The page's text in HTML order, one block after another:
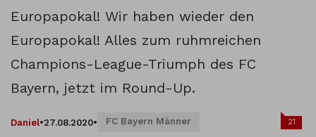
Europapokal! Wir haben wieder den
Europapokal! Alles zum ruhmreichen
Champions-League-Triumph des FC
Bayern, jetzt im Round-Up.
Daniel•27.08.2020• FC Bayern Männer 21